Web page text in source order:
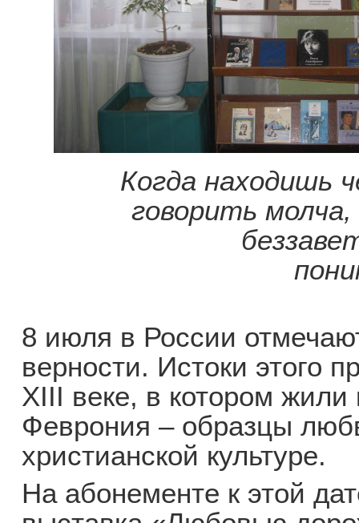
Когда находишь
говорить
8 июля в России
верности. Истоки этого
XIII веке, в котором жили
Феврония – образцы
христианской культуре.
На абонементе к этой